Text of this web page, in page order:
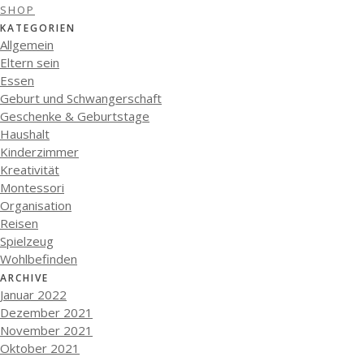
SHOP
KATEGORIEN
Allgemein
Eltern sein
Essen
Geburt und Schwangerschaft
Geschenke & Geburtstage
Haushalt
Kinderzimmer
Kreativität
Montessori
Organisation
Reisen
Spielzeug
Wohlbefinden
ARCHIVE
Januar 2022
Dezember 2021
November 2021
Oktober 2021